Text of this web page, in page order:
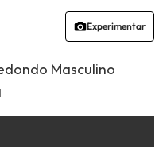
Experimentar
Masculino